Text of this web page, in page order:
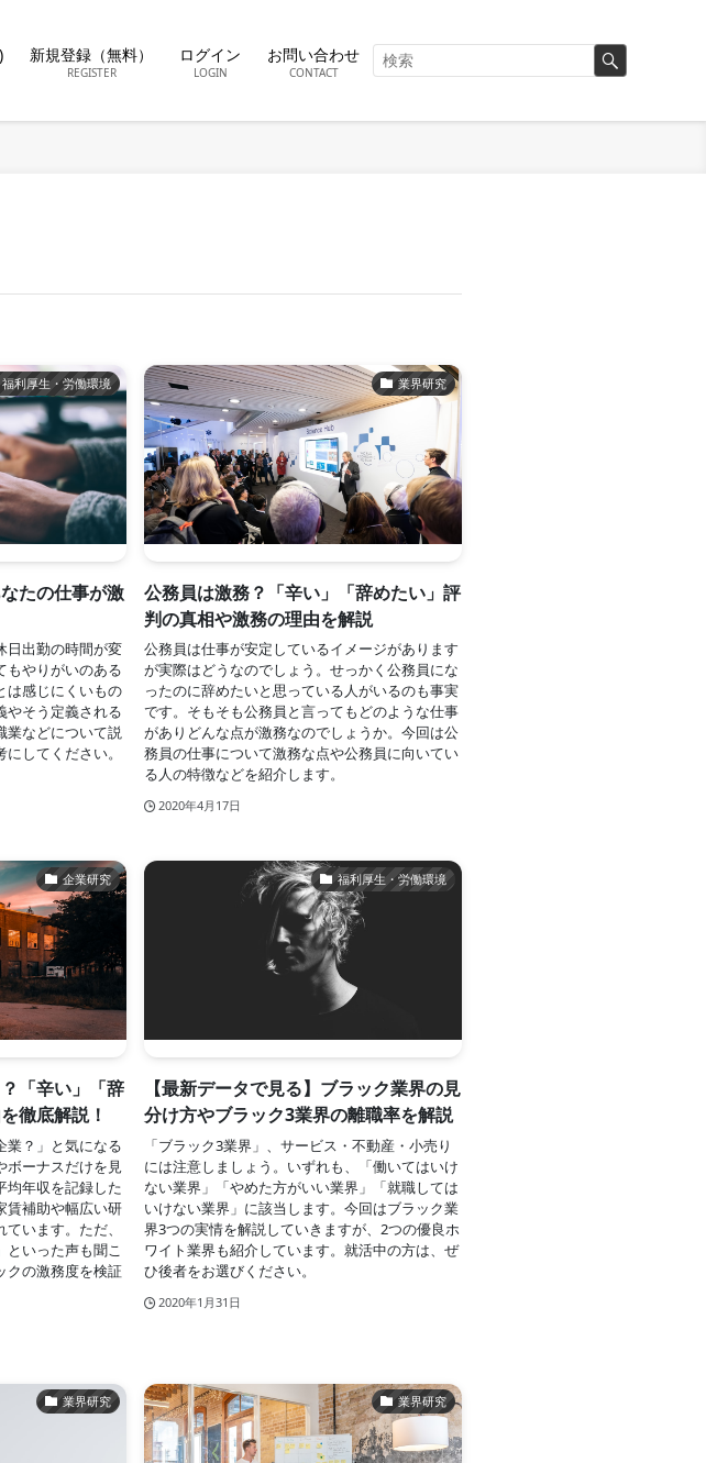
新規登録（無料）
REGISTER
ログイン
LOGIN
お問い合わせ
CONTACT
福利厚生・労働環境
たの仕事が激
日出勤の時間が変
もやりがいのある
は感じにくいもの
やそう定義される
業などについて説
してください。
業界研究
公務員は激務？「辛い」「辞めたい」評
判の真相や激務の理由を解説
公務員は仕事が安定しているイメージがあります
が実際はどうなのでしょう。せっかく公務員にな
ったのに辞めたいと思っている人がいるのも事実
です。そもそも公務員と言ってもどのような仕事
がありどんな点が激務なのでしょうか。今回は公
務員の仕事について激務な点や公務員に向いてい
る人の特徴などを紹介します。
2020年4月17日
企業研究
「辛い」「辞
徹底解説！
業？」と気になる
ボーナスだけを見
均年収を記録した
賃補助や幅広い研
います。ただ、
といった声も聞こ
クの激務度を検証
福利厚生・労働環境
【最新データで見る】ブラック業界の見
分け方やブラック3業界の離職率を解説
「ブラック3業界」、サービス・不動産・小売り
には注意しましょう。いずれも、「働いてはいけ
ない業界」「やめた方がいい業界」「就職しては
いけない業界」に該当します。今回はブラック業
界3つの実情を解説していきますが、2つの優良ホ
ワイト業界も紹介しています。就活中の方は、ぜ
ひ後者をお選びください。
2020年1月31日
業界研究 業界研究